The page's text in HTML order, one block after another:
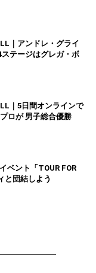
｜アンドレ・グライ
テージはグレガ・ボ
｜5日間オンラインで
ロが 男子総合優勝
ベント「TOUR FOR
と団結しよう